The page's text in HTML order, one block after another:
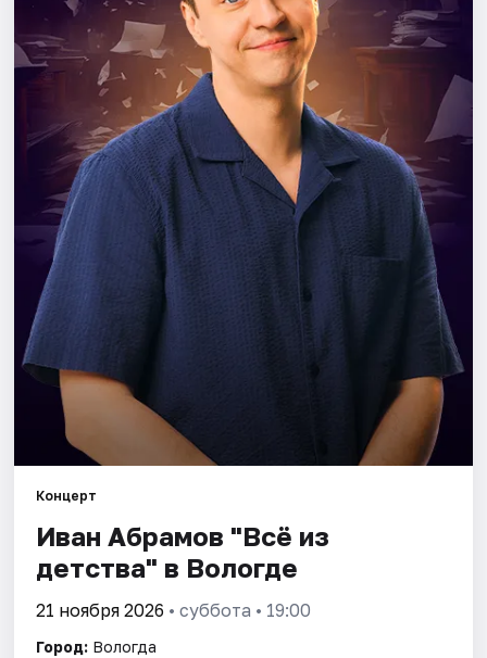
Города
Площадки
Артисты
Рейтинги
Концерт
Иван Абрамов "Всё из
детства" в Вологде
21 ноября 2026 • суббота • 19:00
Город: Вологда